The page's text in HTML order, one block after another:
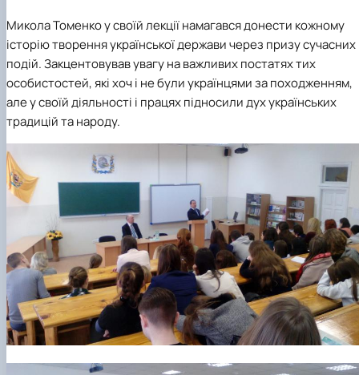
Микола Томенко у своїй лекції намагався донести кожному
історію творення української держави через призу сучасних
подій. Закцентовував увагу на важливих постатях тих
особистостей, які хоч і не були українцями за походженням,
але у своїй діяльності і працях підносили дух українських
традицій та народу.